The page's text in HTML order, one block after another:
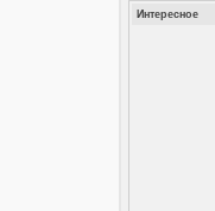
Интересное